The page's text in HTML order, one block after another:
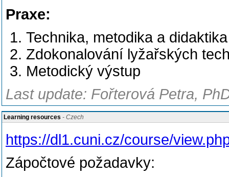
Praxe:
Technika, metodika a
Zdokonalování lyžařských
Metodický výstup
Last update: Fořterová Petra,
Learning resources - Czech
https://dl1.cuni.cz/course/
Zápočtové požadavky: